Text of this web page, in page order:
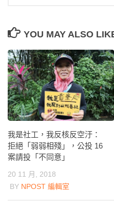
YOU MAY ALSO
我是社工，我反核反空汙：
拒絕「弱弱相殘」，公投 16
案請投「不同意」
20 11 月, 2018
BY NPOST 編輯室